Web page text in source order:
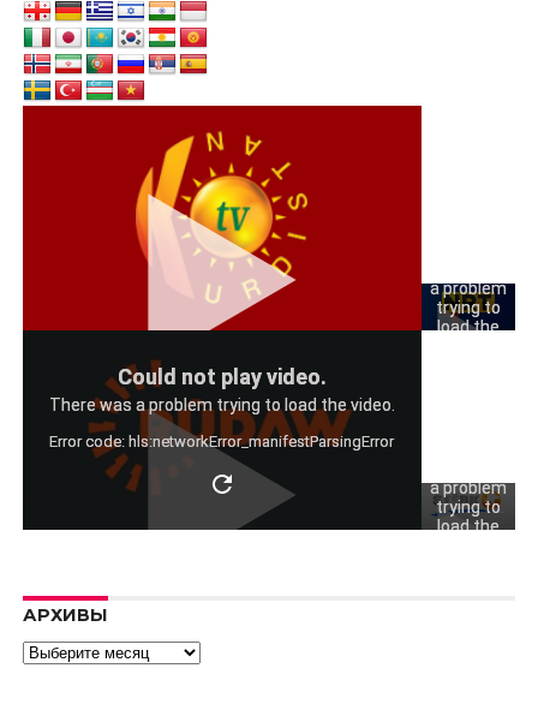
a problem
trying to
load the
Could not play video.
There was a problem trying to load the video.
Error code: hls:networkError_manifestParsingError
a problem
trying to
load the
АРХИВЫ
Архивы